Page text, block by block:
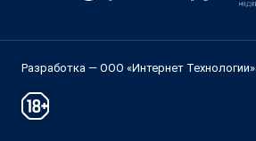
Разработка — ООО «Интернет Технологии»